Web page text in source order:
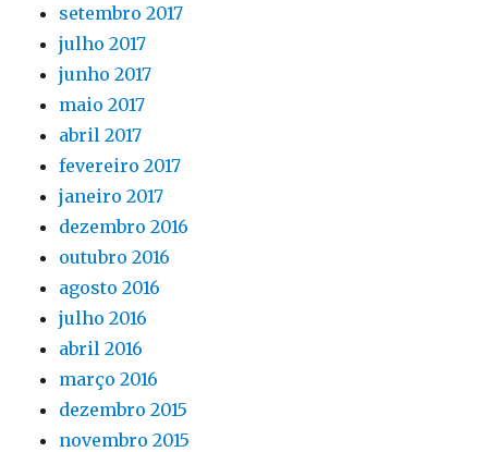
setembro 2017
julho 2017
junho 2017
maio 2017
abril 2017
fevereiro 2017
janeiro 2017
dezembro 2016
outubro 2016
agosto 2016
julho 2016
abril 2016
março 2016
dezembro 2015
novembro 2015